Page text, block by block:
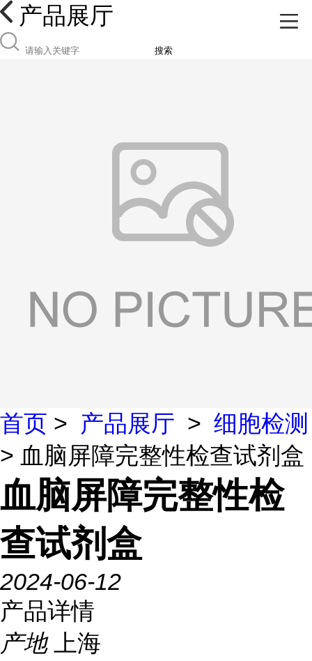
产品展厅
搜索
首页 > 产品展厅 > 细胞检测
> 血脑屏障完整性检查试剂盒
血脑屏障完整性检
查试剂盒
2024-06-12
产品详情
产地
上海